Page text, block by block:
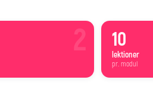
2 10
lektioner
pr. modul